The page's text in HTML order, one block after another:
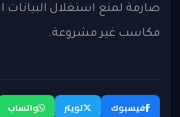
صارمة لمنع استغلال البيانات
مكاسب غير مشروعة.
فيسبوك تويتر واتساب